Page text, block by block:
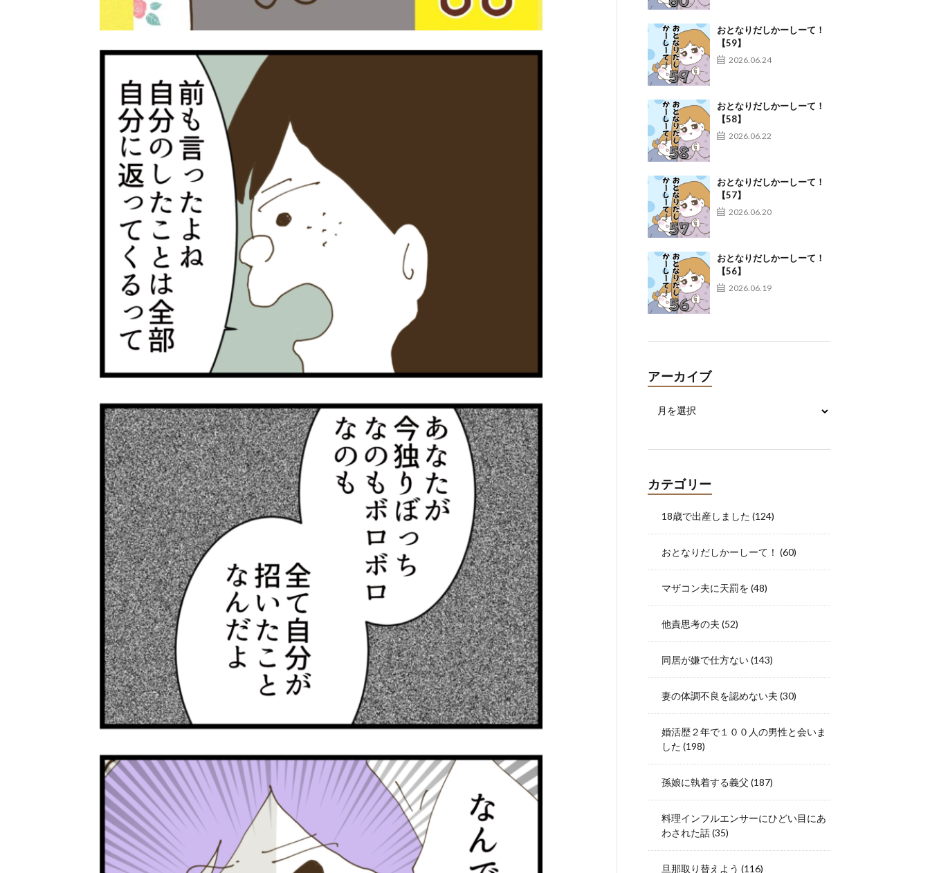
おとなりだしかーしーて！
【59】
2026.06.24
おとなりだしかーしーて！
【58】
2026.06.22
おとなりだしかーしーて！
【57】
2026.06.20
おとなりだしかーしーて！
【56】
2026.06.19
アーカイブ
カテゴリー
18歳で出産しました (124)
おとなりだしかーしーて！ (60)
マザコン夫に天罰を (48)
他責思考の夫 (52)
同居が嫌で仕方ない(143)
妻の体調不良を認めない夫 (30)
婚活歴２年で１００人の男性と会いま
した (198)
孫娘に執着する義父 (187)
料理インフルエンサーにひどい目にあ
わされた話(35)
旦那取り替えよう (116)